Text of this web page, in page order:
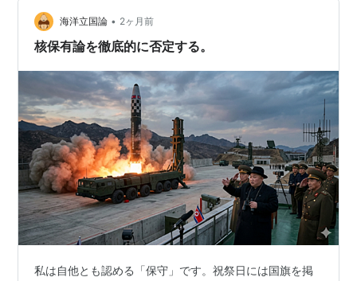
実験を行わねば実効性は認められないと思われる。
核爆発装置を、実際に使用できる運搬手段に搭載可
能な形にまで小型化する（航空機搭載核爆弾、ミサ
イル搭載の核弾頭など）
その国の核戦略上必要と思われる数の核兵器を、適
正な運搬手段とともに配備し、即応体制を維持する
核兵器は放置すると不発になる確率が増すため、定
期的に弾頭の信頼性を確認し、その稼働性を確保す
る手続きを完備する
核戦略
後発国にとって、核武装の目的は大きく二つ、政治的威
嚇か核抑止のいずれかである*2。
海洋立国論 • 2ヶ月前
核保有論を徹底的に否定する。
私は自他とも認める「保守」です。祝祭日には国旗を掲